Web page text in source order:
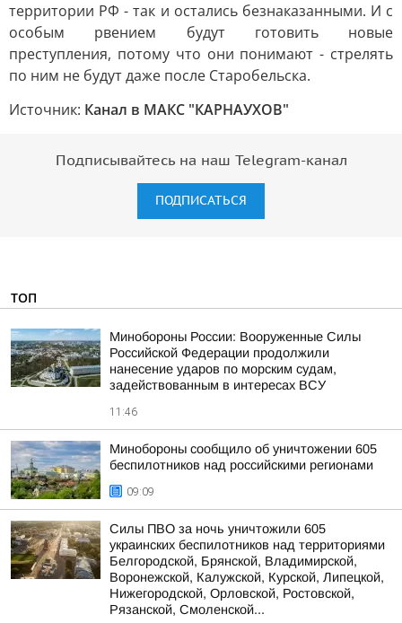
территории РФ - так и остались безнаказанными. И с
особым рвением будут готовить новые
преступления, потому что они понимают - стрелять
по ним не будут даже после Старобельска.
Источник: Канал в МАКС "КАРНАУХОВ"
Подписывайтесь на наш Telegram-канал
ПОДПИСАТЬСЯ
ТОП
Минобороны России: Вооруженные Силы
Российской Федерации продолжили
нанесение ударов по морским судам,
задействованным в интересах ВСУ
11:46
Минобороны сообщило об уничтожении 605
беспилотников над российскими регионами
09:09
Силы ПВО за ночь уничтожили 605
украинских беспилотников над территориями
Белгородской, Брянской, Владимирской,
Воронежской, Калужской, Курской, Липецкой,
Нижегородской, Орловской, Ростовской,
Рязанской, Смоленской...